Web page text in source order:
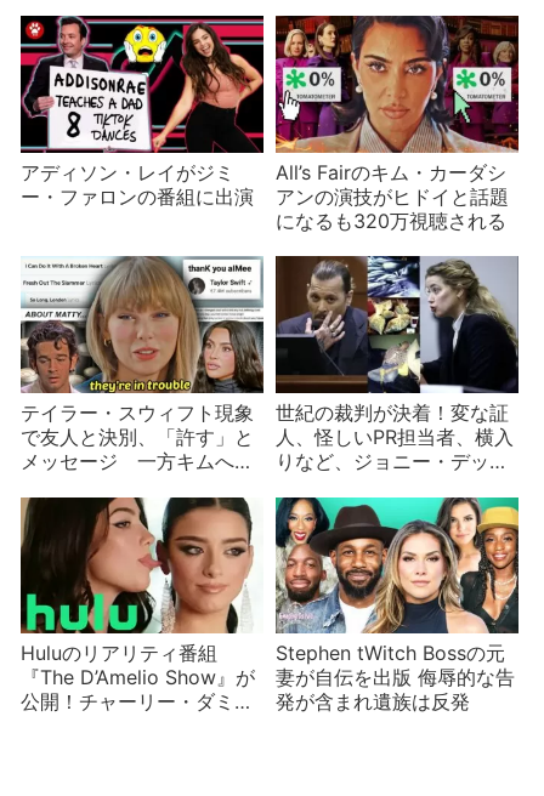
アディソン・レイがジミ
ー・ファロンの番組に出演
All’s Fairのキム・カーダシ
アンの演技がヒドイと話題
になるも320万視聴される
テイラー・スウィフト現象
で友人と決別、「許す」と
メッセージ 一方キムへの
世紀の裁判が決着！変な証
人、怪しいPR担当者、横入
りなど、ジョニー・デップ
毀損訴訟は話題盛りだくさ
ん
Huluのリアリティ番組
『The D’Amelio Show』が
公開！チャーリー・ダミリ
Stephen tWitch Bossの元
妻が自伝を出版 侮辱的な告
発が含まれ遺族は反発